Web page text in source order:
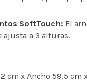
SoftTouch: El
ajusta a 3 alturas.
cm x Ancho 59,5 cm